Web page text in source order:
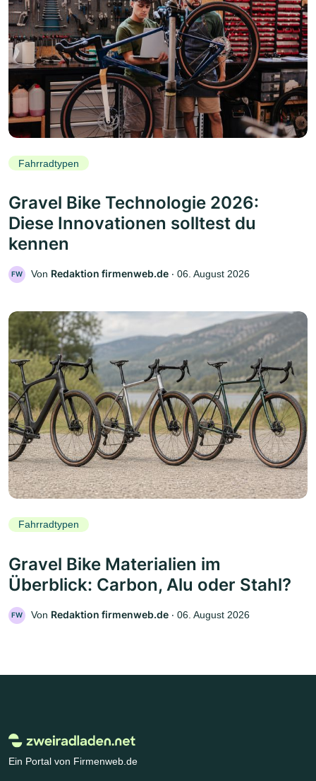
Fahrradtypen
Gravel Bike Technologie 2026:
Diese Innovationen solltest du
kennen
FW Von Redaktion firmenweb.de ‧ 06. August 2026
Fahrradtypen
Gravel Bike Materialien im
Überblick: Carbon, Alu oder Stahl?
FW Von Redaktion firmenweb.de ‧ 06. August 2026
Ein Portal von Firmenweb.de